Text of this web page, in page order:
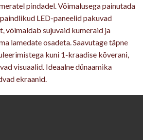
pindadel. Võimalusega painutada
LED-paneelid pakuvad
võimaldab sujuvaid kumeraid ja
lamedate osadeta. Saavutage täpne
kuni 1-kraadise kõverani,
visuaalid. Ideaalne dünaamika
ekraanid.